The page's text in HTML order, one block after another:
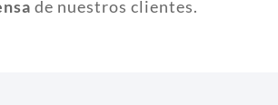
de nuestros clientes.